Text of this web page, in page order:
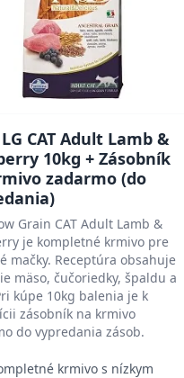
CAT Adult Lamb &
10kg + Zásobník
zadarmo (do
Grain CAT Adult Lamb &
je kompletné krmivo pre
mačky. Receptúra obsahuje
mäso, čučoriedky, špaldu a
kúpe 10kg balenia je k
zásobník na krmivo
do vypredania zásob.
krmivo s nízkym